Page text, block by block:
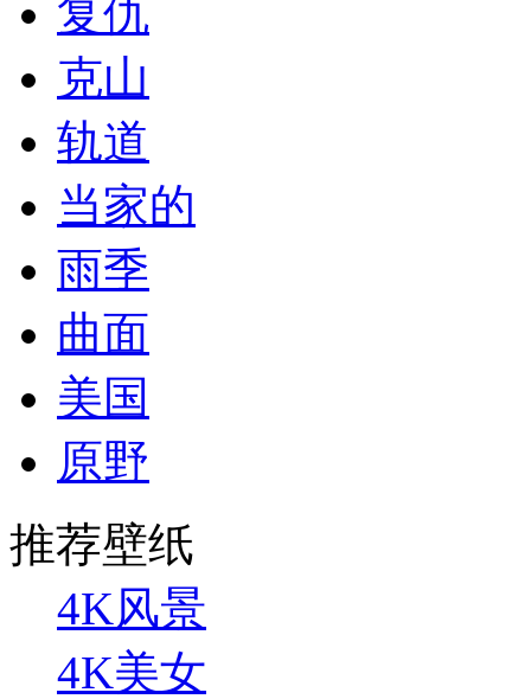
复仇
克山
轨道
当家的
雨季
曲面
美国
原野
推荐壁纸
4K风景
4K美女